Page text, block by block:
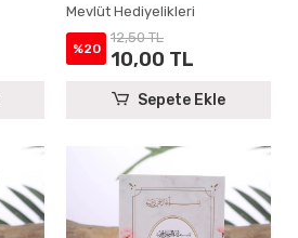
Mevlüt Hediyelikleri
%20
12,50 TL
10,00 TL
Sepete Ekle